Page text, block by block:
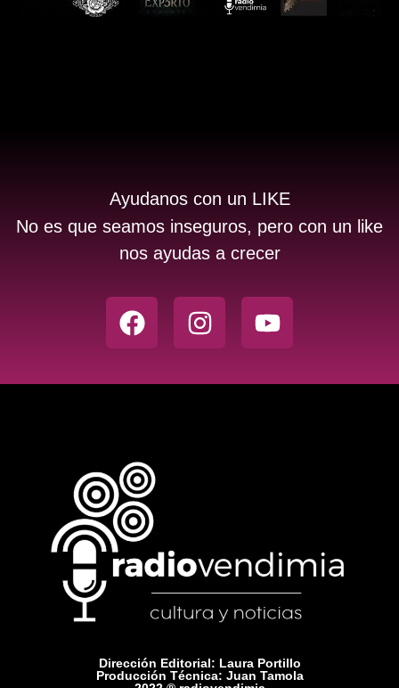
Ayudanos con un LIKE
No es que seamos inseguros, pero con un like
nos ayudas a crecer
Dirección Editorial: Laura Portillo
Producción Técnica: Juan Tamola